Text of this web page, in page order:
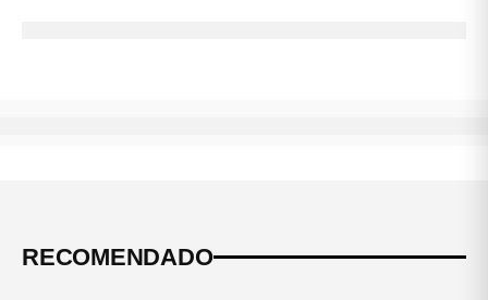
RECOMENDADO